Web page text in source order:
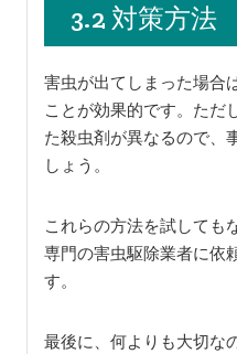
3.2 対策方法
害虫が出てしまった場合
ことが効果的です。ただ
た殺虫剤が異なるので、
しょう。
これらの方法を試しても
専門の害虫駆除業者に依
す。
最後に、何よりも大切な